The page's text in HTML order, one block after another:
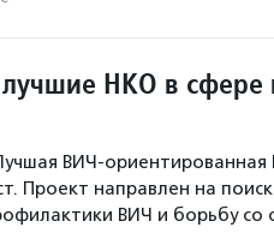
НКО в сфере
ВИЧ-
Проект направлен на
ВИЧ и борьбу со